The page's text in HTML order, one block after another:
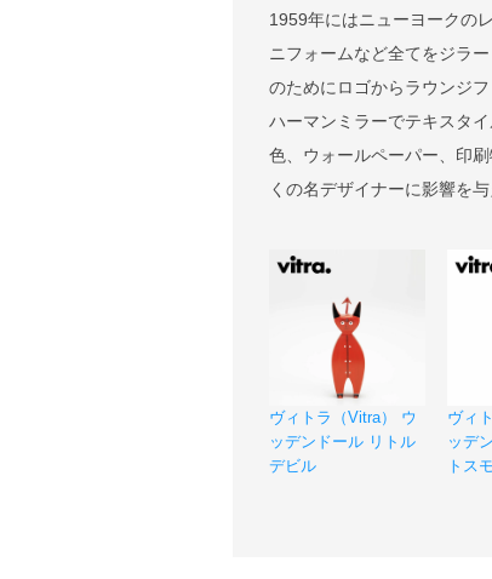
1959年にはニューヨークの
ニフォームなど全てをジラ
のためにロゴからラウンジ
ハーマンミラーでテキスタ
色、ウォールペーパー、印
くの名デザイナーに影響を与
ヴィトラ（Vitra） ウ
ッデンドール リトル
デビル
ヴィ
ッデ
トス